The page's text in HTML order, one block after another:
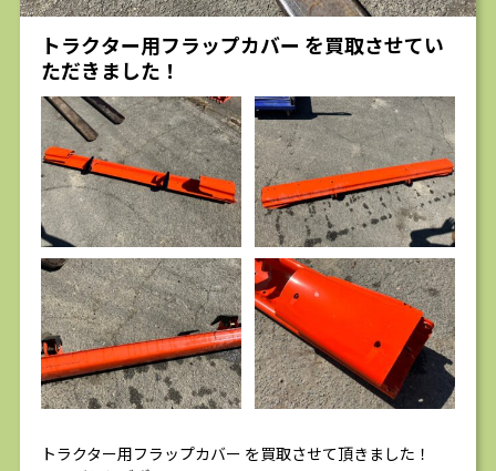
トラクター用フラップカバー を買取させてい
ただきました！
トラクター用フラップカバー を買取させて頂きました！